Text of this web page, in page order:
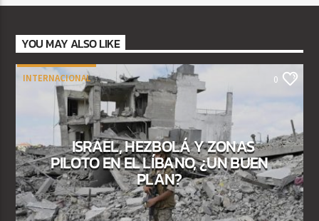
YOU MAY ALSO LIKE
INTERNACIONAL 0
ISRAEL, HEZBOLÁ Y ZONAS
PILOTO EN EL LÍBANO, ¿UN BUEN
PLAN?